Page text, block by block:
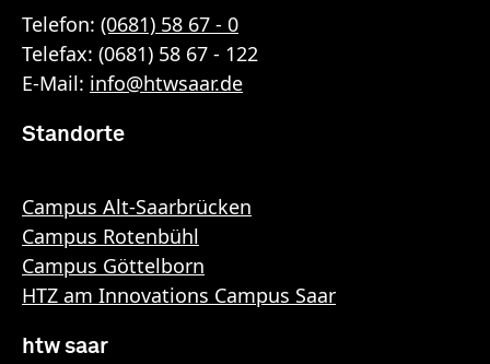
Telefon: (0681) 58 67 - 0
Telefax: (0681) 58 67 - 122
E-Mail: info@htwsaar.de
Standorte
Campus Alt-Saarbrücken
Campus Rotenbühl
Campus Göttelborn
HTZ am Innovations Campus Saar
htw saar